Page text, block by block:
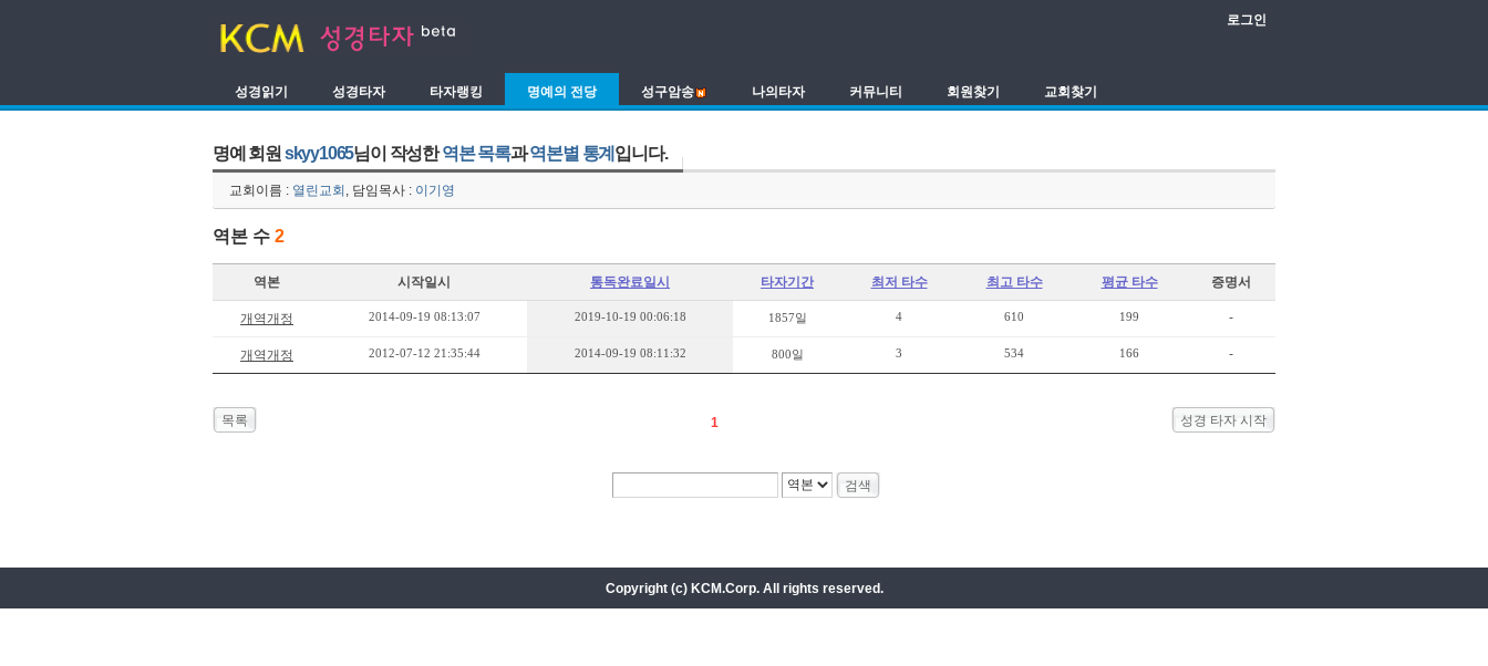
로그인
성경읽기 성경타자 타자랭킹 명예의 전당 성구암송 나의타자 커뮤니티 회원찾기 교회찾기
명예 회원 skyy1065님이 작성한역본 목록과역본별 통계 입니다.
교회이름 : 열린교회 , 담임목사 : 이기영
역본 수 2
역본 시작일시 통독완료일시 타자기간 최저 타수 최고 타수 평균 타수 증명서
개역개정 2014-09-19 08:13:07 2019-10-19 00:06:18 1857일 4 610 199 -
개역개정 2012-07-12 21:35:44 2014-09-19 08:11:32 800일 3 534 166 -
목록 성경 타자 시작
1
Copyright (c) KCM.Corp. All rights reserved.